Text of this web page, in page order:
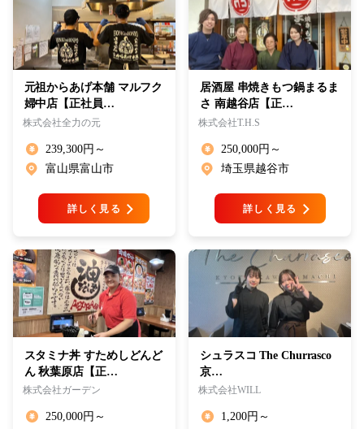
元祖からあげ本舗 マルフク
婦中店【正社員…
株式会社全力の元
239,300円～
富山県富山市
詳しく見る
居酒屋 串焼きもつ鍋まるま
さ 南越谷店【正…
株式会社T.H.S
250,000円～
埼玉県越谷市
詳しく見る
スタミナ丼 すためしどんど
ん 秋葉原店【正…
株式会社ガーデン
250,000円～
シュラスコ The Churrasco
京…
株式会社WILL
1,200円～